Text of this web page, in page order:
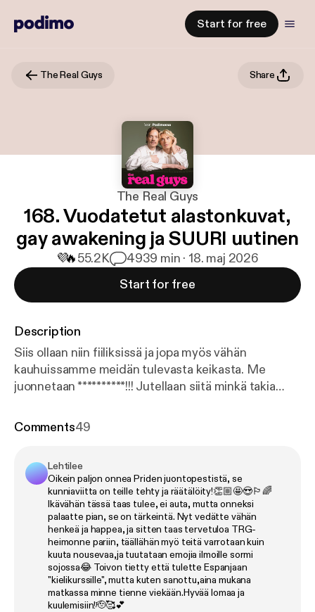
Start for free
The Real Guys Share
The Real Guys
168. Vuodatetut alastonkuvat,
gay awakening ja SUURI uutinen
💜🔥55.2K 4939 min · 18. maj 2026
Start for free
Description
Siis ollaan niin fiiliksissä ja jopa myös vähän
kauhuissamme meidän tulevasta keikasta. Me
juonnetaan **********!!! Jutellaan siitä minkä takia
awakening hetkiä. Testataan jaksossa meitä JA sua
Comments49
Lehtilee
Oikein paljon onnea Priden juontopestistä, se
kunniaviitta on teille tehty ja räätälöity!👏🏼🤩😍🏳️‍🌈
Ikävähän tässä taas tulee, ei auta, mutta onneksi
palaatte pian, se on tärkeintä. Nyt vedätte vähän
henkeä ja happea, ja sitten taas tervetuloa TRG-
heimonne pariin, täällähän myö teitä varrotaan kuin
kuuta nousevaa,ja tuutataan emojia ilmoille sormi
sojossa😂 Toivon tietty että tulette Espanjaan
"kielikurssille", mutta kuten sanottu,aina mukana
matkassa minne tienne viekään.Hyvää lomaa ja
kuulemisiin!🫡🥰💕